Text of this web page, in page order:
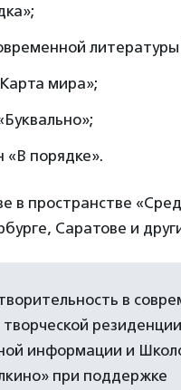
мира»;
порядке».
в пространстве
Саратове и
в
информации и
при поддержке